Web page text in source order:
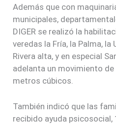
Además que con
municipales,
DIGER se realizó la
veredas la Fría, la Palma, la
Rivera alta, y en especial
adelanta un movimiento
metros cúbicos.
También indicó que las
recibido ayuda psicosocial,